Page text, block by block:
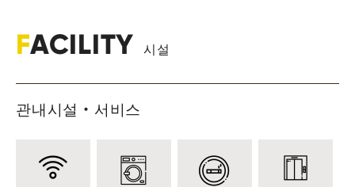
FACILITY 시설
관내시설・서비스